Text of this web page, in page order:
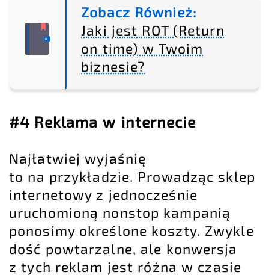
Zobacz Również:
Jaki jest ROT (Return
on time) w Twoim
biznesie?
#4 Reklama w internecie
Najłatwiej wyjaśnię
to na przykładzie. Prowadząc sklep
internetowy z jednocześnie
uruchomioną nonstop kampanią
ponosimy określone koszty. Zwykle
dość powtarzalne, ale konwersja
z tych reklam jest różna w czasie